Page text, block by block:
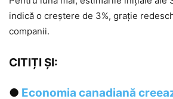
indică o creștere de 3%, grație
companii.
CITIȚI ȘI:
● Economia canadiană